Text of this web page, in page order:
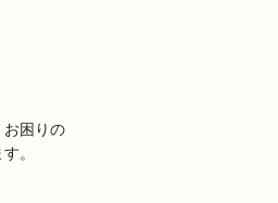
お困りの
。